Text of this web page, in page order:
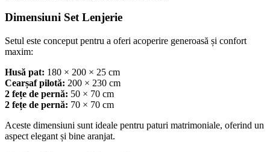
Dimensiuni Set Lenjerie
Setul este conceput pentru a oferi acoperire generoasă și confort
maxim:
Husă pat: 180 × 200 × 25 cm
Cearșaf pilotă: 200 × 230 cm
2 fețe de pernă: 50 × 70 cm
2 fețe de pernă: 70 × 70 cm
Aceste dimensiuni sunt ideale pentru paturi matrimoniale, oferind un
aspect elegant și bine aranjat.